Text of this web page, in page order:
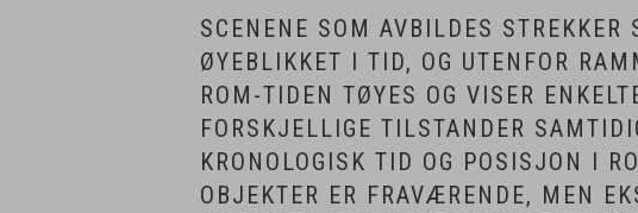
SCENENE SOM AVBILDES STREKKER
ØYEBLIKKET I TID, OG UTENFOR
ROM-TIDEN TØYES OG VISER
FORSKJELLIGE TILSTANDER
KRONOLOGISK TID OG POSISJON I
OBJEKTER ER FRAVÆRENDE, MEN